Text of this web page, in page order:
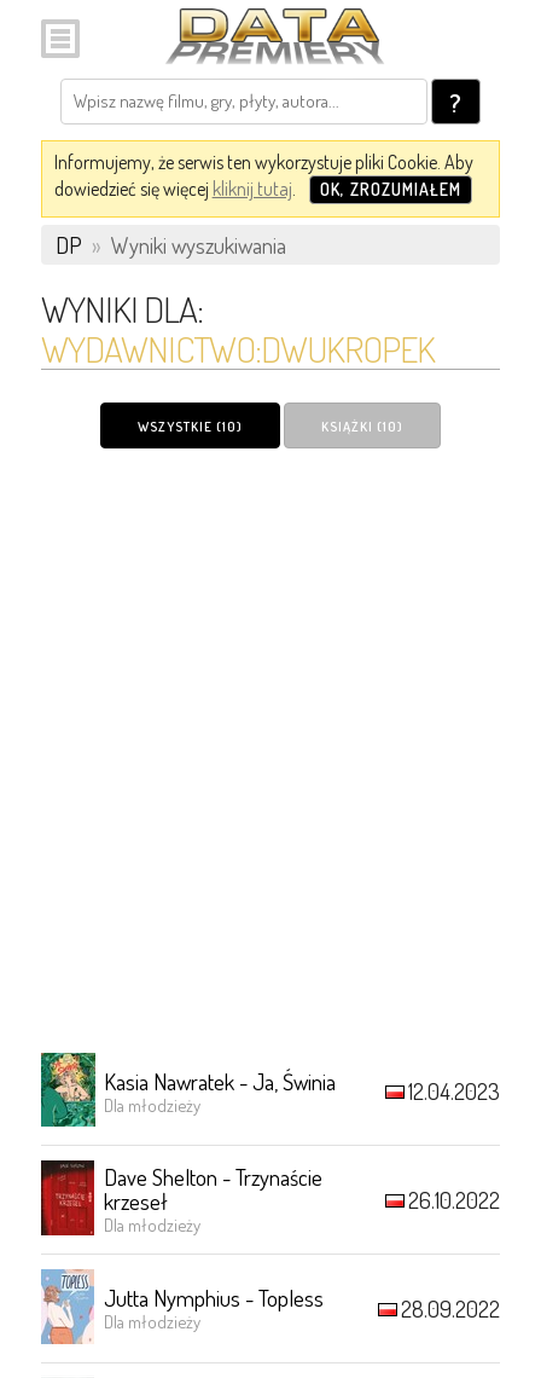
?
Informujemy, że serwis ten wykorzystuje pliki Cookie. Aby
dowiedzieć się więcej kliknij tutaj. OK, ZROZUMIAŁEM
DP » Wyniki wyszukiwania
WYNIKI DLA:
WYDAWNICTWO:DWUKROPEK
WSZYSTKIE (10) KSIĄŻKI (10)
Kasia Nawratek - Ja, Świnia
Dla młodzieży 12.04.2023
Dave Shelton - Trzynaście
krzeseł
Dla młodzieży
26.10.2022
Jutta Nymphius - Topless
Dla młodzieży 28.09.2022